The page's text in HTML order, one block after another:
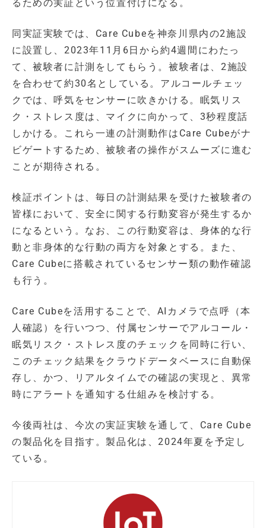
るための実証という位置付けになる。
同実証実験では、Care Cubeを神奈川県内の2施設
に設置し、2023年11月6日から約4週間にわたっ
て、被験者に計測をしてもらう。被験者は、2施設
を合わせて約30名としている。アルコールチェッ
クでは、呼気をセンサーに吹きかける。眠気リス
ク・ストレス度は、マイクに向かって、3秒程度話
しかける。これら一連の計測動作はCare Cubeがナ
ビゲートするため、被験者の操作がスムーズに進む
ことが期待される。
検証ポイントは、毎日の計測結果を受けた被験者の
皆様において、安全に関する行動変容が発生するか
になるという。なお、この行動変容は、身体的な行
動と非身体的な行動の両方を対象とする。また、
Care Cubeに搭載されているセンサー類の動作確認
も行う。
Care Cubeを活用することで、AIカメラで点呼（本
人確認）を行いつつ、付属センサーでアルコール・
眠気リスク・ストレス度のチェックを同時に行い、
このチェック結果をクラウドデータベースに自動保
存し、かつ、リアルタイムでの確認の実現と、異常
時にアラートを通知する仕組みを検討する。
今後両社は、今次の実証実験を通して、Care Cube
の製品化を目指す。製品化は、2024年夏を予定し
ている。